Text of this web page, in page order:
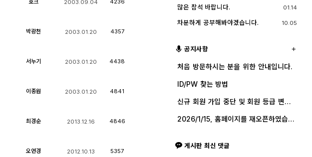
호크 2003.09.04 4236
박광천 2003.01.20 4357
서누기 2003.01.20 4438
이종원 2003.01.20 4841
최경순 2013.12.16 4846
오연경 2012.10.13 5357
많은 참석 바랍니다. 01.14
차분하게 공부해봐야겠습니다. 10.05
공지사항
처음 방문하시는 분을 위한 안내입니다.
ID/PW 찾는 방법
신규 회원 가입 중단 및 회원 등급 변경
2026/1/15, 홈페이지를 재오픈하였습니
게시판 최신 댓글